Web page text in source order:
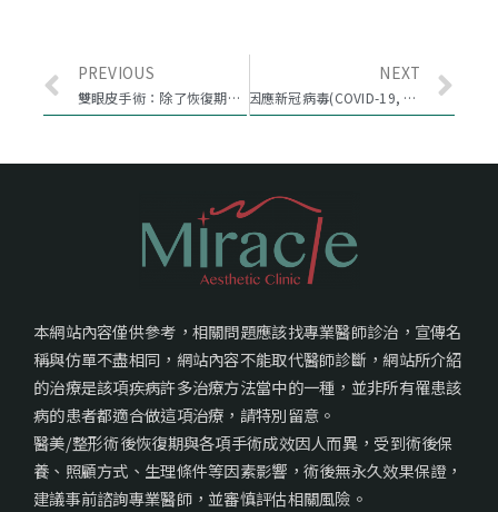
PREVIOUS
雙眼皮手術：除了恢復期，更值得擁有的柔美眼神
NEXT
因應新冠病毒(COVID-19, 俗稱武漢肺炎),我們可以增強改善什麼?
本網站內容僅供參考，相關問題應該找專業醫師診治，宣傳名
稱與仿單不盡相同，網站內容不能取代醫師診斷，網站所介紹
的治療是該項疾病許多治療方法當中的一種，並非所有罹患該
病的患者都適合做這項治療，請特別留意。
醫美/整形術後恢復期與各項手術成效因人而異，受到術後保
養、照顧方式、生理條件等因素影響，術後無永久效果保證，
建議事前諮詢專業醫師，並審慎評估相關風險。